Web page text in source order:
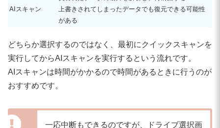
AIスキャン
上書きされてしまったデータでも復元できる可能性
がある
どちらか選択するのではなく、最初にクイックスキャンを
実行してからAIスキャンを実行するという流れです。
AIスキャンは時間がかかるので時間があるときに行うのが
おすすめです。
一応中断もできるのですが、ドライブ選択画